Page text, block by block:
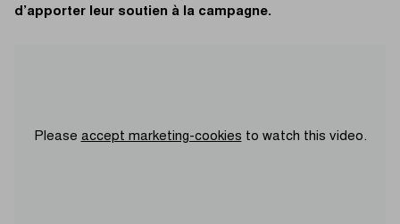
d’apporter leur soutien à la campagne.
Please accept marketing-cookies to watch this video.